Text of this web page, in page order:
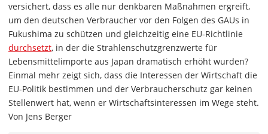
versichert, dass es alle nur denkbaren Maßnahmen ergreift,
um den deutschen Verbraucher vor den Folgen des GAUs in
Fukushima zu schützen und gleichzeitig eine EU-Richtlinie
durchsetzt, in der die Strahlenschutzgrenzwerte für
Lebensmittelimporte aus Japan dramatisch erhöht wurden?
Einmal mehr zeigt sich, dass die Interessen der Wirtschaft die
EU-Politik bestimmen und der Verbraucherschutz gar keinen
Stellenwert hat, wenn er Wirtschaftsinteressen im Wege steht.
Von Jens Berger